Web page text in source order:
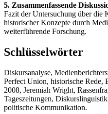
5. Zusammenfassende
Fazit der Untersuchung über die
historischer Konzepte durch
weiterführende Forschung.
Schlüsselwörter
Diskursanalyse,
Perfect Union, historische Rede,
2008, Jeremiah Wright,
Tageszeitungen,
politische Kommunikation.